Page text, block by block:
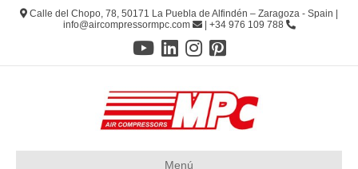
Calle del Chopo, 78, 50171 La Puebla de Alfindén – Zaragoza - Spain |
info@aircompressormpc.com
| +34 976 109 788
Menú